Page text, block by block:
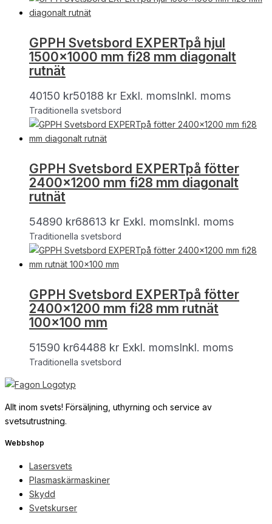
GPPH Svetsbord EXPERTpå hjul
1500×1000 mm fi28 mm diagonalt
rutnät
40150 kr50188 kr Exkl. momsInkl. moms
Traditionella svetsbord
GPPH Svetsbord EXPERTpå fötter
2400×1200 mm fi28 mm diagonalt
rutnät
54890 kr68613 kr Exkl. momsInkl. moms
Traditionella svetsbord
GPPH Svetsbord EXPERTpå fötter
2400×1200 mm fi28 mm rutnät
100×100 mm
51590 kr64488 kr Exkl. momsInkl. moms
Traditionella svetsbord
Allt inom svets! Försäljning, uthyrning och service av
svetsutrustning.
Webbshop
Lasersvets
Plasmaskärmaskiner
Skydd
Svetskurser